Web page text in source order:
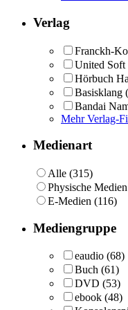
Verlag
Franckh-
United Soft
Hörbuch
Basisklang
Bandai
Mehr Verlag-
Medienart
Alle (315)
Physische
E-Medien (116)
Mediengruppe
eaudio (68)
Buch (61)
DVD (53)
ebook (48)